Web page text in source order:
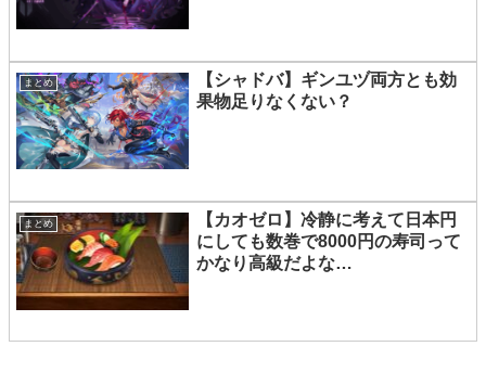
まとめ
【シャドバ】ギンユヅ両方とも効
果物足りなくない？
まとめ
【カオゼロ】冷静に考えて日本円
にしても数巻で8000円の寿司って
かなり高級だよな…